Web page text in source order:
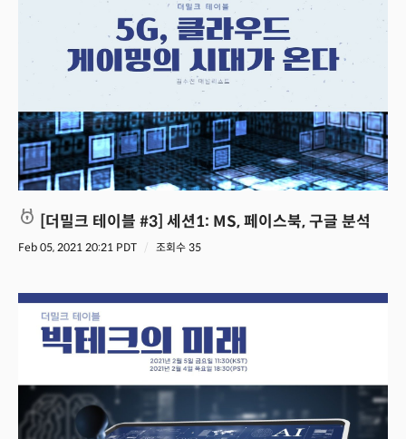
[더밀크 테이블 #3] 세션1: MS, 페이스북, 구글 분석
Feb 05, 2021 20:21 PDT 조회수 35